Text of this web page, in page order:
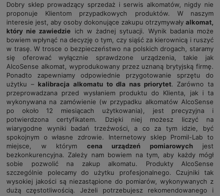
Dobry sklep prowadzący sprzedaż i serwis alkomatów, nigdy nie
proponuje Klientom przypadkowych produktów. W naszym
interesie jest, aby osoby dokonujące zakupu otrzymywały alkomat,
który nie zawiedzie ich w żadnej sytuacji. Wynik badania może
bowiem wpłynąć na decyzję o tym, czy siąść za kierownicą i ruszyć
w trasę. W trosce o bezpieczeństwo na polskich drogach, staramy
się oferować wyłącznie sprawdzone urządzenia, takie jak
AlcoSense alkomat, wyprodukowany przez uznaną brytyjską firmę.
Ponadto zapewniamy odpowiednie przygotowanie sprzętu do
użytku –kalibracja alkomatu to dla nas priorytet. Zarówno ta
przeprowadzana przed wysłaniem produktu do Klienta, jak i ta
wykonywana na zamówienie (w przypadku alkomatów AlcoSense
po około 12 miesiącach użytkowania), jest precyzyjna i
potwierdzona certyfikatem. Dzięki niej możesz liczyć na
wiarygodne wyniki badań trzeźwości, a co za tym idzie, być
spokojnym o własne zdrowie. Internetowy sklep Promil-Lab to
miejsce, w którym cena urządzeń pomiarowychjest
bezkonkurencyjna. Zależy nam bowiem na tym, aby każdy mógł
sobie pozwolić na zakup alkomatu. Produkty AlcoSense
szczególnie polecamy do użytku profesjonalnego. Czujniki tak
wysokiej jakości są niezastąpione do pomiarów, wykonywanych z
dużą częstotliwością. Jeżeli potrzebujesz rekomendowanego i